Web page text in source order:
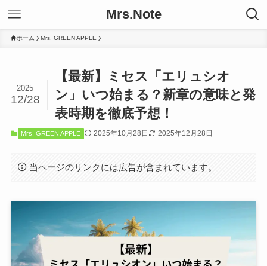
Mrs.Note
ホーム Mrs. GREEN APPLE
【最新】ミセス「エリュシオ
ン」いつ始まる？新章の意味と発
表時期を徹底予想！
2025
12/28
Mrs. GREEN APPLE 2025年10月28日 2025年12月28日
当ページのリンクには広告が含まれています。